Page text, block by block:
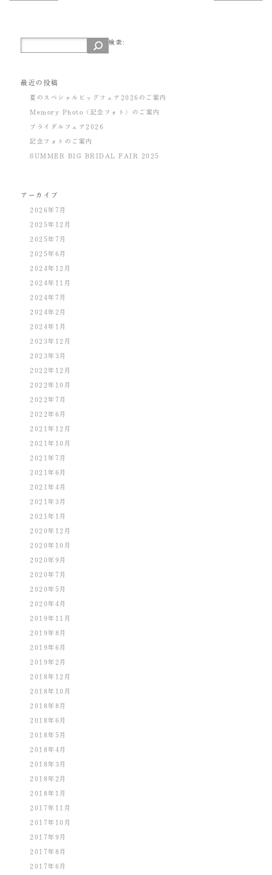
検索:
最近の投稿
夏のスペシャルビッグフェア2026のご案内
Memory Photo（記念フォト）のご案内
ブライダルフェア2026
記念フォトのご案内
SUMMER BIG BRIDAL FAIR 2025
アーカイブ
2026年7月
2025年12月
2025年7月
2025年6月
2024年12月
2024年11月
2024年7月
2024年2月
2024年1月
2023年12月
2023年3月
2022年12月
2022年10月
2022年7月
2022年6月
2021年12月
2021年10月
2021年7月
2021年6月
2021年4月
2021年3月
2021年1月
2020年12月
2020年10月
2020年9月
2020年7月
2020年5月
2020年4月
2019年11月
2019年8月
2019年6月
2019年2月
2018年12月
2018年10月
2018年8月
2018年6月
2018年5月
2018年4月
2018年3月
2018年2月
2018年1月
2017年11月
2017年10月
2017年9月
2017年8月
2017年6月